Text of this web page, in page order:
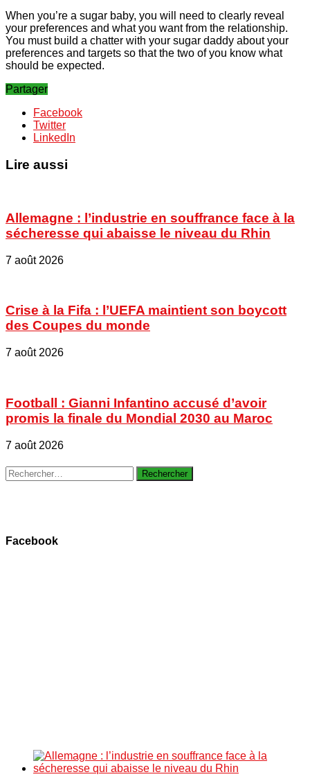
When you’re a sugar baby, you will need to clearly reveal
your preferences and what you want from the relationship.
You must build a chatter with your sugar daddy about your
preferences and targets so that the two of you know what
should be expected.
Partager
Facebook
Twitter
LinkedIn
Lire aussi
Allemagne : l’industrie en souffrance face à la
sécheresse qui abaisse le niveau du Rhin
7 août 2026
Crise à la Fifa : l’UEFA maintient son boycott
des Coupes du monde
7 août 2026
Football : Gianni Infantino accusé d’avoir
promis la finale du Mondial 2030 au Maroc
7 août 2026
Rechercher :
Facebook